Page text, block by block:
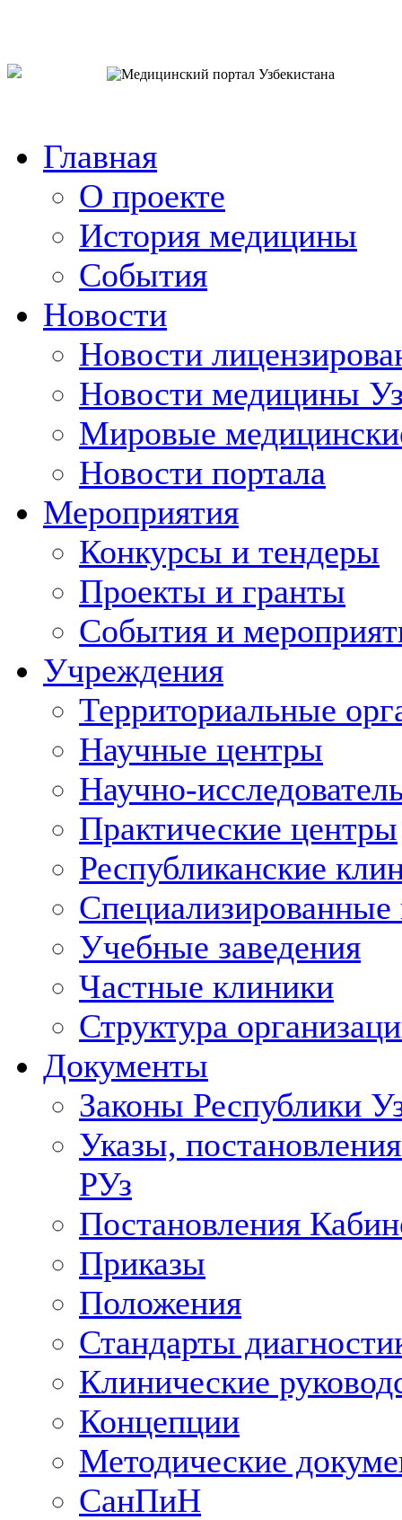
Главная
О проекте
История медицины
События
Новости
Новости
Новости медицины
Мировые
Новости портала
Мероприятия
Конкурсы и тендеры
Проекты и гранты
События и
Учреждения
Территориальные
Научные центры
Научно-
Практические центры
Республиканские
Учебные заведения
Частные клиники
Структура
Документы
Законы Республики
Указы,
РУз
Постановления
Приказы
Положения
Стандарты
Клинические
Концепции
Методические
СанПиН